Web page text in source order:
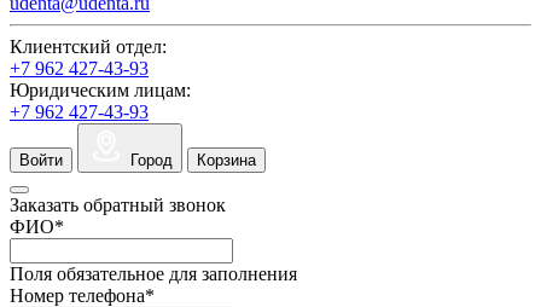
Клиентский отдел:
+7 962 427-43-93
Юридическим лицам:
+7 962 427-43-93
Войти Город Корзина
Заказать обратный звонок
ФИО*
Поля обязательное для заполнения
Номер телефона*